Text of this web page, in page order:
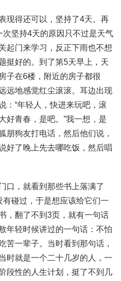
现得还可以，坚持了4天。再
坚持4天的原因只不过是天气
起门来学习，反正下雨也不想
挺好的。到了第5天早上，天
子在6楼，附近的房子都很
远地感觉红尘滚滚。耳边出现
：“年轻人，快进来玩吧，滚
好青春，是吧。”我一想，是
朋狗友打电话，然后他们说，
好了晚上先去哪吃饭，然后唱
口，就看到那些书上落满了
碰过，于是想应该给它们一
，翻了不到3页，就有一句话
年轻时候讲过的一句话：不怕
苦一辈子。当时看到那句话，
时就是一个二十几岁的人，一
段性的人生计划，挺了不到几